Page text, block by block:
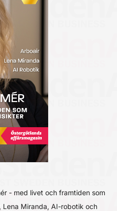
- med livet och framtiden som
Miranda, AI-robotik och